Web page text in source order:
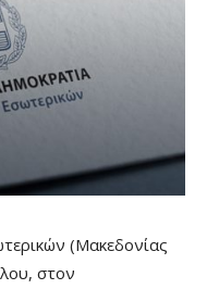
(Μακεδονίας
στον